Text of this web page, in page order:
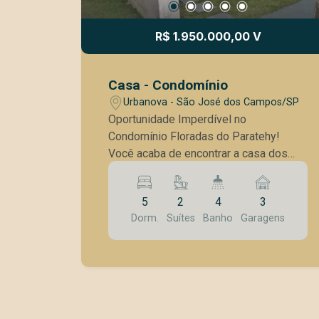
R$ 1.950.000,00 V
Casa - Condomínio
Urbanova - São José dos Campos/SP
Oportunidade Imperdível no
Condomínio Floradas do Paratehy!
Você acaba de encontrar a casa dos
seus sonhos! Localizada no charmoso
Bairro Urbanova, esta incrível residência
oferece tudo o que você e sua família
precisam para viver com conforto e
estilo. Características do Imóvel: - Área
5
Dorm.
2
Suítes
4
Banho
3
Garagens